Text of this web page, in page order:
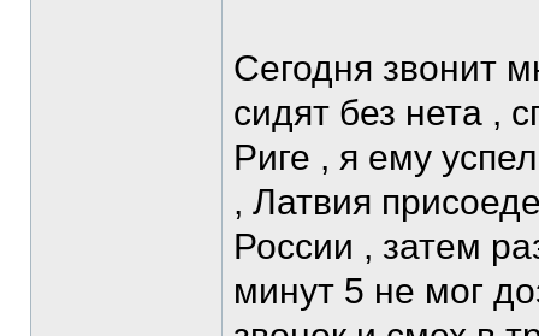
Сегодня звонит
сидят без нета ,
Риге , я ему
, Латвия
России , затем
минут 5 не мог